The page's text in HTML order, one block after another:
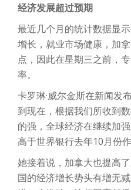
经济发展超过预期
最近几个月的统计数据显
增长，就业市场健康，加
点，因此在星期三之前，
率。
卡罗琳·威尔金斯在新闻发
到现在，根据我们所收到
的强，全球经济在继续加
高于世界银行去年10月份作
她接着说，加拿大也提高
国的经济增长势头有增无